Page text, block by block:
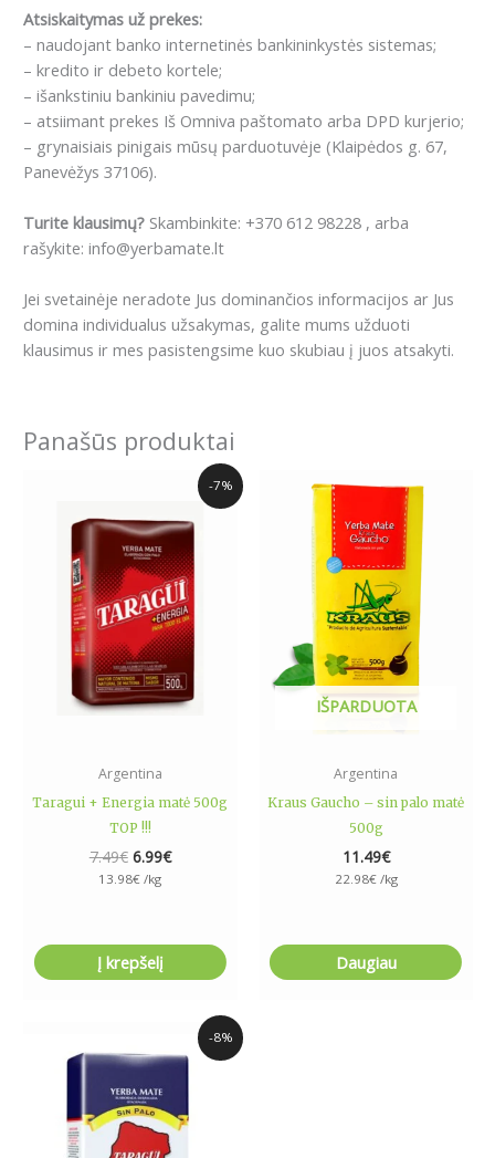
Atsiskaitymas už prekes:
– naudojant banko internetinės bankininkystės sistemas;
– kredito ir debeto kortele;
– išankstiniu bankiniu pavedimu;
– atsiimant prekes Iš Omniva paštomato arba DPD kurjerio;
– grynaisiais pinigais mūsų parduotuvėje (Klaipėdos g. 67,
Panevėžys 37106).
Turite klausimų? Skambinkite: +370 612 98228 , arba
rašykite: info@yerbamate.lt
Jei svetainėje neradote Jus dominančios informacijos ar Jus
domina individualus užsakymas, galite mums užduoti
klausimus ir mes pasistengsime kuo skubiau į juos atsakyti.
Panašūs produktai
-7%
Argentina
Taragui + Energia matė 500g
TOP !!!
7.49€
was:
7.49€.
6.99€
Current
price
is:
6.99€.
13.98€ /kg
Į krepšelį
IŠPARDUOTA
Argentina
Kraus Gaucho – sin palo matė
500g
11.49€
22.98€/kg
Daugiau
-8%
price
was:
9.69€.
Current
price
is: